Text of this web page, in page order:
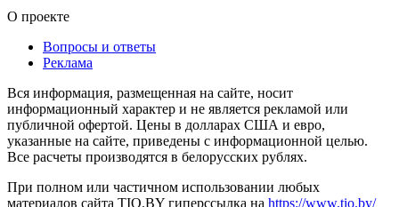
О проекте
Вопросы и ответы
Реклама
Вся информация, размещенная на сайте, носит
информационный характер и не является рекламой или
публичной офертой. Цены в долларах США и евро,
указанные на сайте, приведены с информационной целью.
Все расчеты производятся в белорусских рублях.
При полном или частичном использовании любых
материалов сайта TIO.BY гиперссылка на https://www.tio.by/